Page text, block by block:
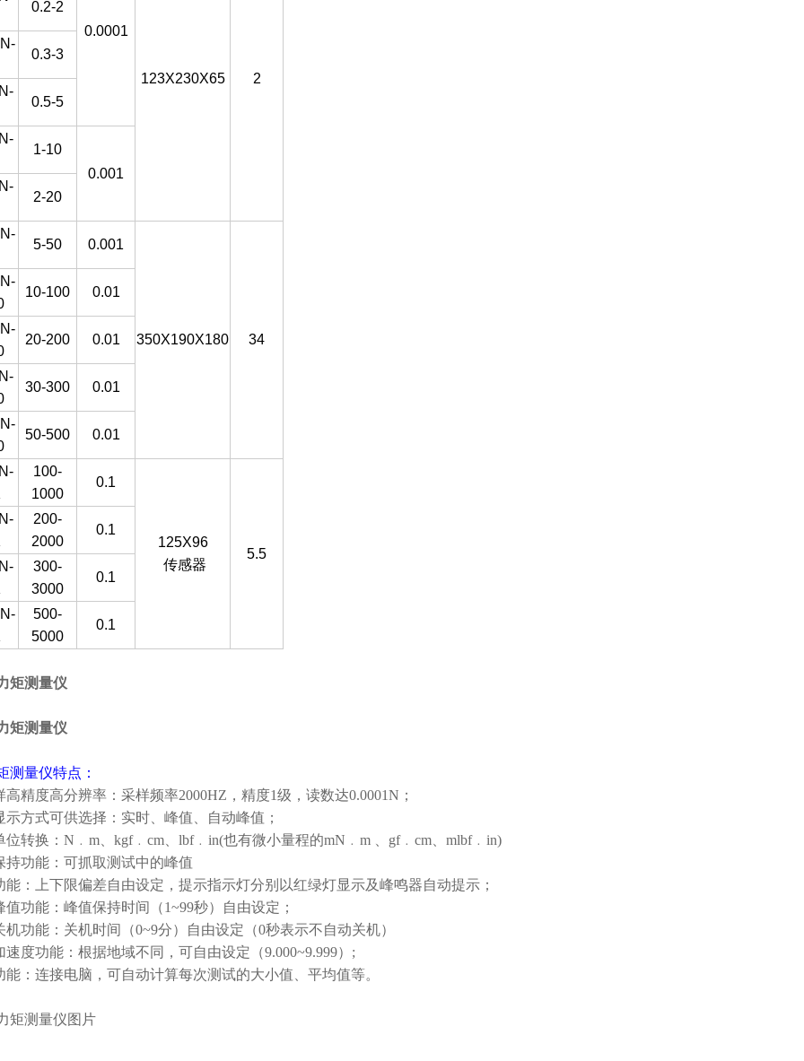
0.0001
123X230X65 2
0.2-2
0.3-3
0.5-5
1-10
0.001
2-20
5-50 0.001
350X190X180 34
10-100 0.01
20-200 0.01
30-300 0.01
50-500 0.01
100-
1000
0.1
125X96
传感器
5.5
200-
2000
0.1
300-
3000
0.1
500-
5000
0.1
测量仪特点：
高精度高分辨率：采样频率2000HZ，精度1级，读数达0.0001N；
示方式可供选择：实时、峰值、自动峰值；
位转换：N﹒m、kgf﹒cm、lbf﹒in(也有微小量程的mN﹒m 、gf﹒cm、mlbf﹒in)
持功能：可抓取测试中的峰值
能：上下限偏差自由设定，提示指示灯分别以红绿灯显示及峰鸣器自动提示；
值功能：峰值保持时间（1~99秒）自由设定；
机功能：关机时间（0~9分）自由设定（0秒表示不自动关机）
速度功能：根据地域不同，可自由设定（9.000~9.999）;
能：连接电脑，可自动计算每次测试的大小值、平均值等。